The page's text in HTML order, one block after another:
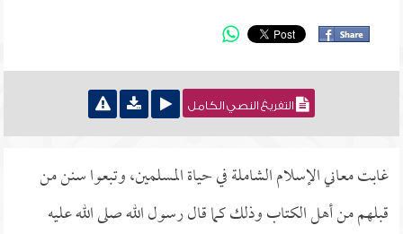
التفريغ النصي الكامل
غابت معاني الإسلام الشاملة في حياة المسلمين، وتبعوا سنن من
قبلهم من أهل الكتاب وذلك كما قال رسول الله صلى الله عليه